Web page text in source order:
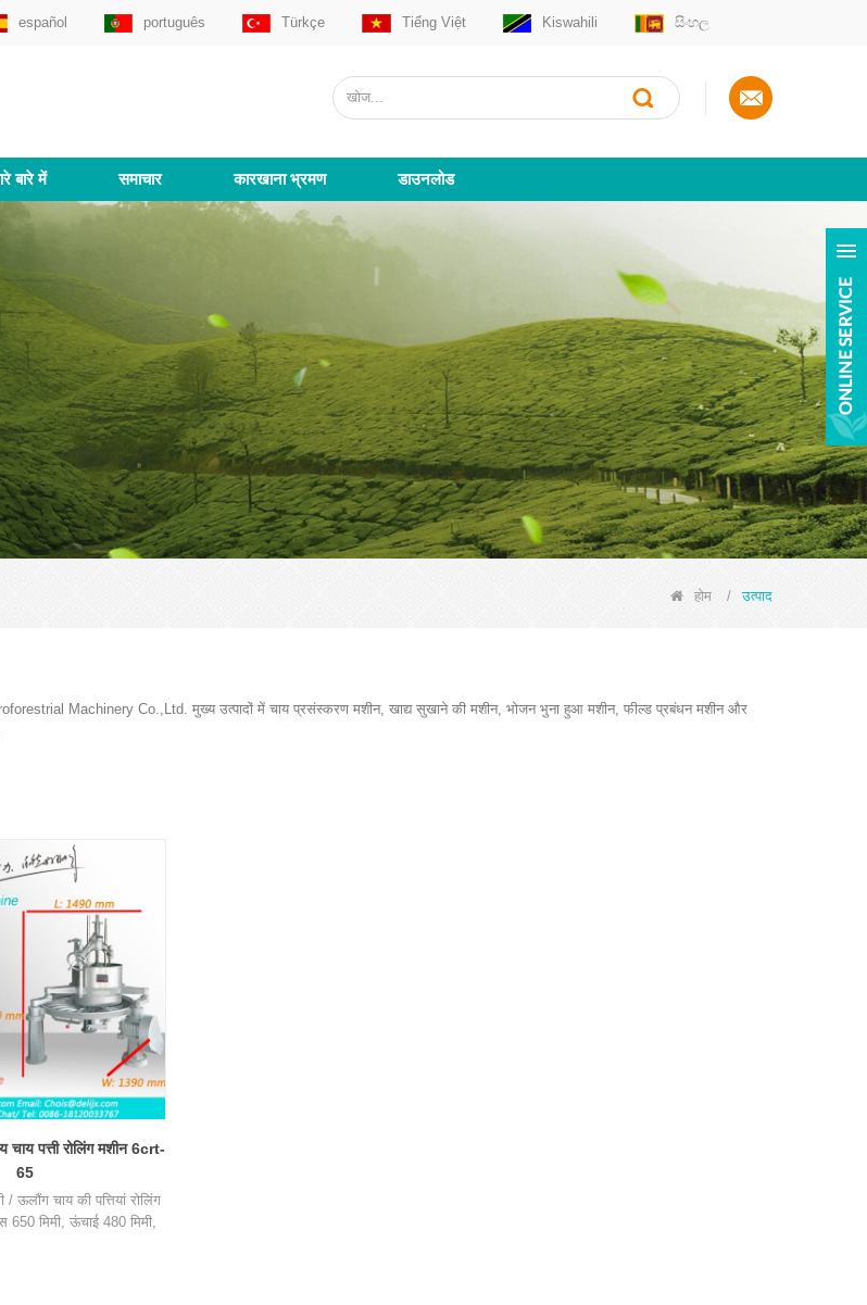
español português Türkçe Tiếng Việt Kiswahili සිංහල
बारे में समाचार कारखाना भ्रमण डाउनलोड
होम / उत्पाद
Machinery Co.,Ltd. मुख्य उत्पादों में चाय प्रसंस्करण मशीन, खाद्य सुखाने की मशीन, भोजन भुना हुआ मशीन, फील्ड प्रबंधन मशीन और
पत्ती रोलिंग मशीन 6crt-
65
ऊलौंग चाय की पत्तियां रोलिंग
650 मिमी, ऊंचाई 480 मिमी,